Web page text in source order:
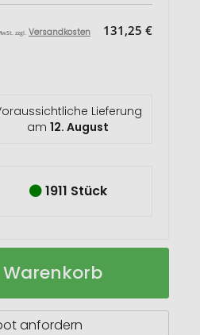
zzgl. Versandkosten 131,25 €
Lieferung
am12. August
1911 Stück
anfordern